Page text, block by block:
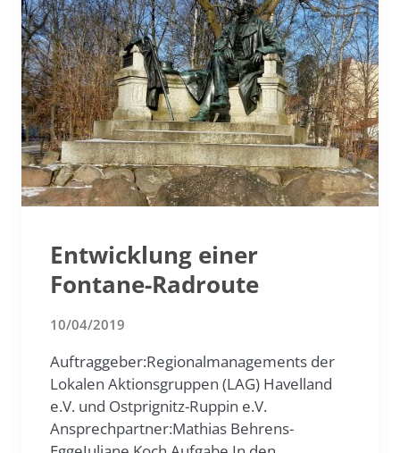
Entwicklung einer
Fontane-Radroute
10/04/2019
Auftraggeber:Regionalmanagements der
Lokalen Aktionsgruppen (LAG) Havelland
e.V. und Ostprignitz-Ruppin e.V.
Ansprechpartner:Mathias Behrens-